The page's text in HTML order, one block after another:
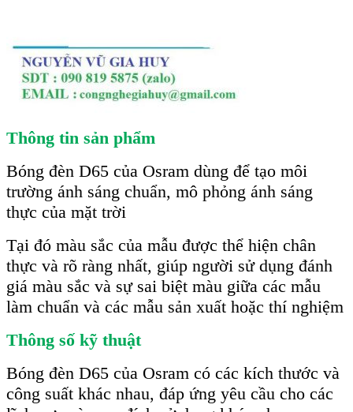
Thông tin sản phẩm
Bóng đèn D65 của Osram dùng để tạo môi
trường ánh sáng chuẩn, mô phỏng ánh sáng
thực của mặt trời
Tại đó màu sắc của mẫu được thể hiện chân
thực và rõ ràng nhất, giúp người sử dụng đánh
giá màu sắc và sự sai biệt màu giữa các mẫu
làm chuẩn và các mẫu sản xuất hoặc thí nghiệm
Thông số kỹ thuật
Bóng đèn D65 của Osram có các kích thước và
công suất khác nhau, đáp ứng yêu cầu cho các